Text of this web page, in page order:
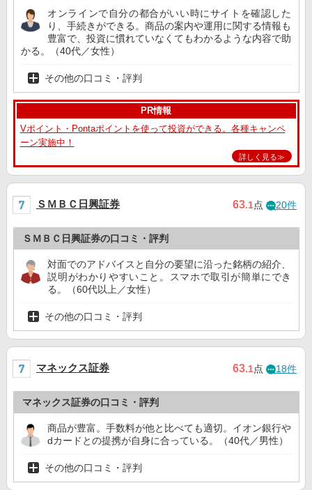
オンラインで自分の都合がいい時にサイトを確認した
り、手続きができる。商品の案内や運用に関する情報も
豊富で、投資に慣れていなくてもわかるような内容で助
かる。（40代／女性）
その他の口コミ・評判
PR情報
Vポイント・Pontaポイントを使って投資ができる。各種キャンペ
ーン実施中！
詳しく見る≫
ＳＭＢＣ日興証券 63.1点 20件
ＳＭＢＣ日興証券の口コミ・評判
対面でのアドバイスと自分の要望に沿った銘柄の紹介、
説明がわかりやすいこと。スマホで取引が簡単にでき
る。（60代以上／女性）
その他の口コミ・評判
マネックス証券 63.1点 18件
マネックス証券の口コミ・評判
商品が豊富。手数料が他と比べても適切。イオン銀行や
dカードとの提携が自身に合っている。（40代／男性）
その他の口コミ・評判